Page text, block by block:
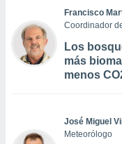
Francisco
Coordinador
Los
más
menos
José Miguel
Meteorólogo